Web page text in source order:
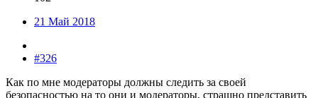
21 Май 2018
#326
Как по мне модераторы должны следить за своей
безопасностью на то они и модераторы, страшно представить